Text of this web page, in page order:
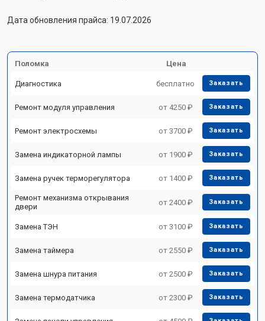
Дата обновления прайса: 19.07.2026
Поломка Цена
Диагностика бесплатно Заказать
Ремонт модуля управления от 4250 ₽ Заказать
Ремонт электросхемы от 3700 ₽ Заказать
Замена индикаторной лампы от 1900 ₽ Заказать
Замена ручек терморегулятора от 1400 ₽ Заказать
Ремонт механизма открывания
двери
от 2400 ₽ Заказать
Замена ТЭН от 3100 ₽ Заказать
Замена таймера от 2550 ₽ Заказать
Замена шнура питания от 2500 ₽ Заказать
Замена термодатчика от 2300 ₽ Заказать